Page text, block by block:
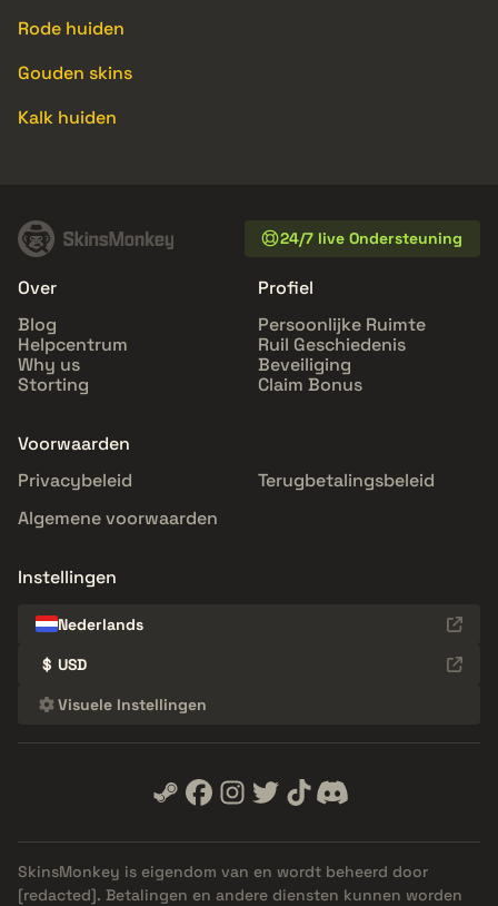
Rode huiden
Gouden skins
Kalk huiden
24/7 live Ondersteuning
Over
Blog
Helpcentrum
Why us
Storting
Profiel
Persoonlijke Ruimte
Ruil Geschiedenis
Beveiliging
Claim Bonus
Voorwaarden
Privacybeleid
Terugbetalingsbeleid
Algemene voorwaarden
Instellingen
Nederlands
$ USD
Visuele Instellingen
SkinsMonkey is eigendom van en wordt beheerd door
[redacted]. Betalingen en andere diensten kunnen worden